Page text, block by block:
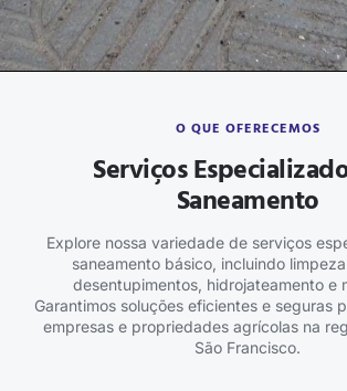
O QUE OFERECEMOS
Serviços
Saneamento
Explore nossa variedade de serviços
saneamento básico, incluindo
desentupimentos, hidrojateamento e
Garantimos soluções eficientes e seguras
empresas e propriedades agrícolas na
São Francisco.